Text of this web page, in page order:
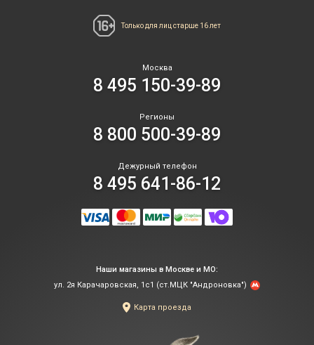
Только для лицстарше 16 лет
Москва
8 495 150-39-89
Регионы
8 800 500-39-89
Дежурный телефон
8 495 641-86-12
Наши магазины в Москве и МО:
ул. 2я Карачаровская, 1с1 (ст.МЦК "Андроновка")
Карта проезда